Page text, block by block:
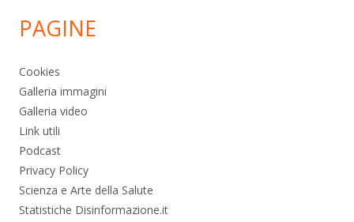
PAGINE
Cookies
Galleria immagini
Galleria video
Link utili
Podcast
Privacy Policy
Scienza e Arte della Salute
Statistiche Disinformazione.it